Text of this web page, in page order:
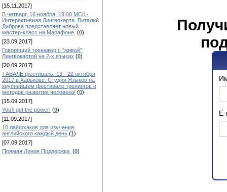
[15.11.2017]
В четверг, 16 ноября, 19.00 МСК -
Интерактивная Лингвокарта. Виталий
Диброва представляет новый
мастер-класс на Марафоне. (0)
[23.09.2017]
Говорящий тренажер с "живой"
Лингвокартой на 2-х языках (0)
[20.09.2017]
ТАВАЛЕ фестиваль: 13 - 22 октября
2017 в Харькове. Студия Языков на
крупнейшем фестивале тренингов и
методов развития человека! (0)
[15.09.2017]
You'll get the power! (0)
[11.09.2017]
10 лайфхаков для изучения
английского каждый день (1)
[07.09.2017]
Прямая Линия Поддержки. (0)